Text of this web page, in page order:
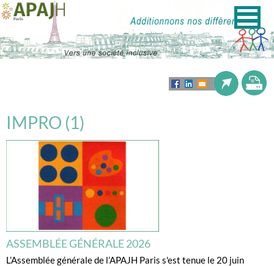
IMPRO (1)
ASSEMBLÉE GÉNÉRALE 2026
L’Assemblée générale de l’APAJH Paris s'est tenue le 20 juin